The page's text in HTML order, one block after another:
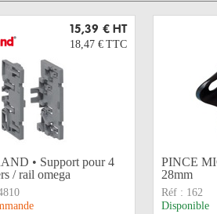
15,39 € HT
18,47 € TTC
• Support pour 4
/ rail omega
PINCE
28mm
Réf : 162
Disponible